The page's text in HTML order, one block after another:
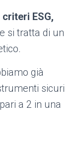
criteri ESG,
si tratta di un
già
sicuri
a 2 in una